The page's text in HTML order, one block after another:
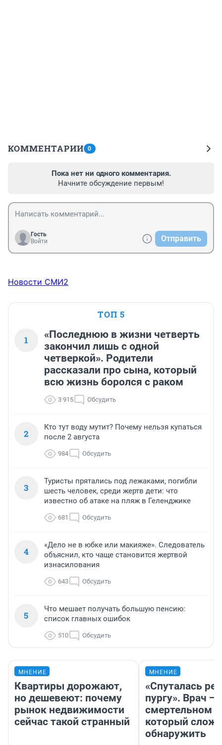
КОММЕНТАРИИ 0
Пока нет ни одного комментария.
Начните обсуждение первым!
Гость
Войти
Отправить
Новости СМИ2
ТОП 5
1
«Последнюю в жизни четверть
закончил лишь с одной
четверкой». Родители
рассказали про сына, который
всю жизнь боролся с раком
3 915 Обсудить
2
Кто тут воду мутит? Почему нельзя купаться
после 2 августа
984 Обсудить
3
Туристы прятались под лежаками, погибли
шесть человек, среди жертв дети: что
известно об атаке на пляж в Геленджике
681 Обсудить
4
«Дело не в юбке или макияже». Следователь
объяснил, кто чаще становится жертвой
изнасилования
643 Обсудить
5
Что мешает получать большую пенсию:
список главных ошибок
510 Обсудить
МНЕНИЕ
Квартиры дорожают,
но дешевеют: почему
рынок недвижимости
сейчас такой странный
МНЕНИЕ
«Спуталась
пургу». Врач —
смертельном
который
обнаружить